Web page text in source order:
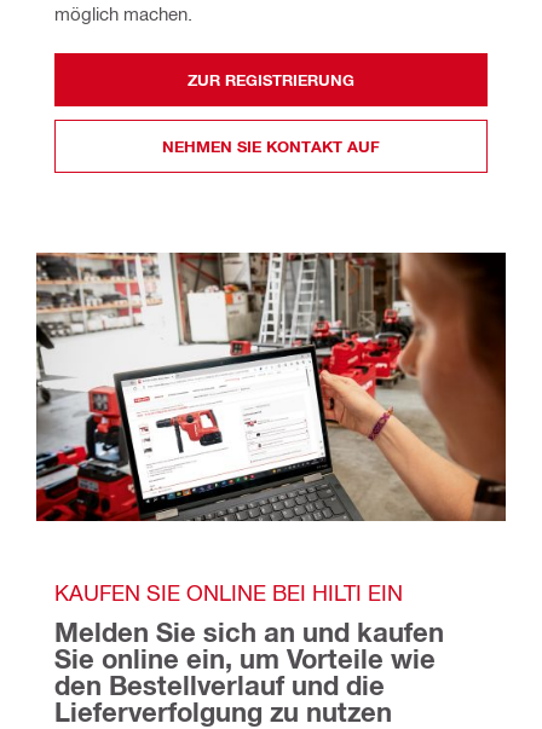
möglich machen.
ZUR REGISTRIERUNG
NEHMEN SIE KONTAKT AUF
KAUFEN SIE ONLINE BEI HILTI EIN
Melden Sie sich an und kaufen
Sie online ein, um Vorteile wie
den Bestellverlauf und die
Lieferverfolgung zu nutzen